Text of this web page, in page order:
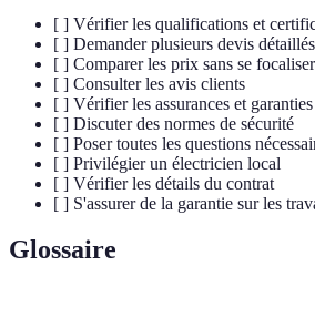
[ ] Vérifier les qualifications et
[ ] Demander plusieurs devis détaillés
[ ] Comparer les prix sans se
[ ] Consulter les avis clients
[ ] Vérifier les assurances et garanties
[ ] Discuter des normes de sécurité
[ ] Poser toutes les questions
[ ] Privilégier un électricien local
[ ] Vérifier les détails du contrat
[ ] S'assurer de la garantie sur les
Glossaire